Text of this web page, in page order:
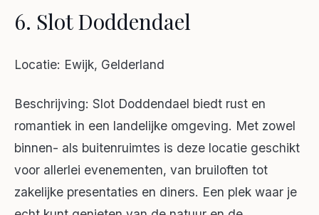
6. Slot Doddendael
Locatie: Ewijk, Gelderland
Beschrijving: Slot Doddendael biedt rust en
romantiek in een landelijke omgeving. Met zowel
binnen- als buitenruimtes is deze locatie geschikt
voor allerlei evenementen, van bruiloften tot
zakelijke presentaties en diners. Een plek waar je